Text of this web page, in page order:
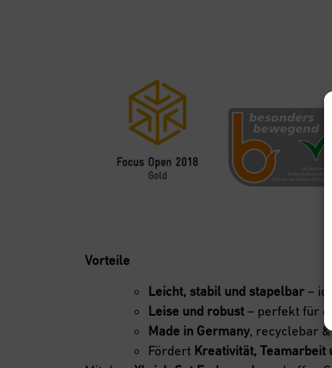
Vorteile
Leicht, stabil und stapelbar –
Leise und robust – perfekt für
Made in Germany, recyclebar
Fördert Kreativität, Teamarbeit